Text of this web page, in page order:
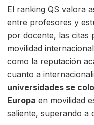
El ranking QS valora
entre profesores y
por docente, las citas
movilidad
como la reputación
cuanto a
universidades se
Europa en movilidad
saliente, superando a